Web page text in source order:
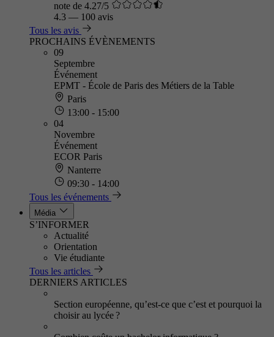
note de 4.27/5
4.3 — 100 avis
Tous les avis
PROCHAINS ÉVÈNEMENTS
09
Septembre
Événement
EPMT - École de Paris des Métiers de la Table
Paris
13:00 - 15:00
04
Novembre
Événement
ECOR Paris
Nanterre
09:30 - 14:00
Tous les événements
Média
S’INFORMER
Actualité
Orientation
Vie étudiante
Tous les articles
DERNIERS ARTICLES
Section européenne, qu’est-ce que c’est et pourquoi la
choisir au lycée ?